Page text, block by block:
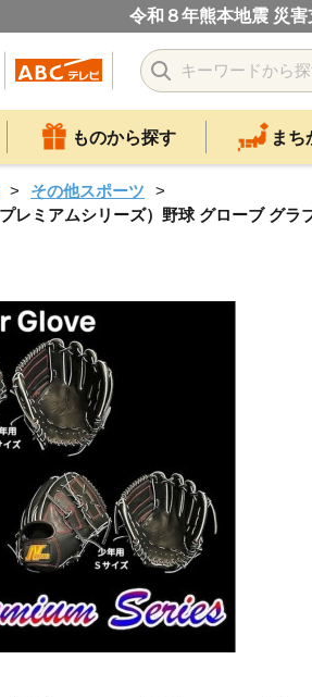
令和８年熊本地震 災
ものから探す まち
その他スポーツ
レミアムシリーズ）野球 グローブ グラ